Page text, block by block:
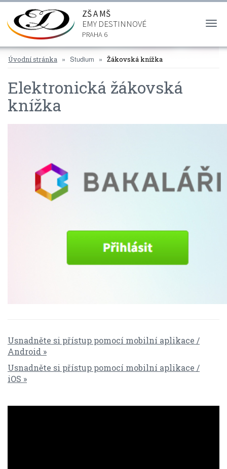
ZŠ A MŠ
EMY DESTINNOVÉ
PRAHA 6
Úvodní stránka Studium Žákovská knížka
Elektronická žákovská
knížka
Usnadněte si přístup pomocí mobilní aplikace /
Android »
Usnadněte si přístup pomocí mobilní aplikace /
iOS »